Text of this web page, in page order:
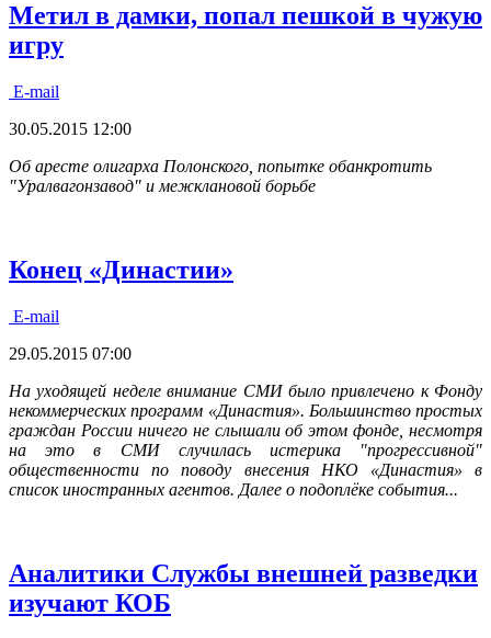
Метил в дамки, попал пешкой в чужую
игру
E-mail
30.05.2015 12:00
Об аресте олигарха Полонского, попытке обанкротить
"Уралвагонзавод" и межклановой борьбе
Конец «Династии»
E-mail
29.05.2015 07:00
На уходящей неделе внимание СМИ было привлечено к Фонду
некоммерческих программ «Династия». Большинство простых
граждан России ничего не слышали об этом фонде, несмотря
на это в СМИ случилась истерика "прогрессивной"
общественности по поводу внесения НКО «Династия» в
список иностранных агентов. Далее о подоплёке события...
Аналитики Службы внешней разведки
изучают КОБ